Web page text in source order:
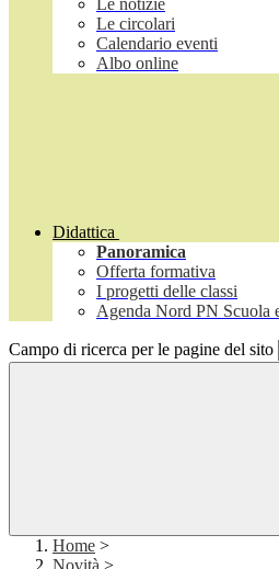
Le notizie
Le circolari
Calendario eventi
Albo online
Didattica
Panoramica
Offerta formativa
I progetti delle classi
Agenda Nord PN Scuola
Campo di ricerca per le pagine del sito
Home >